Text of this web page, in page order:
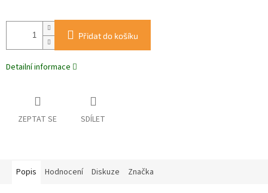
Přidat do košíku
Detailní informace
ZEPTAT SE SDÍLET
Popis Hodnocení Diskuze Značka